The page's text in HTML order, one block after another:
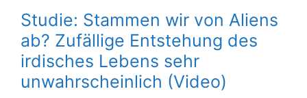
Studie: Stammen wir von Aliens
ab? Zufällige Entstehung des
irdisches Lebens sehr
unwahrscheinlich (Video)